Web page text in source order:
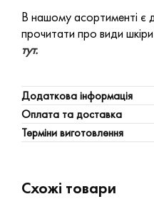
В нашому асортименті є
прочитати про види шкіри
тут.
Додаткова інформація
Оплата та доставка
Терміни виготовлення
Схожі товари